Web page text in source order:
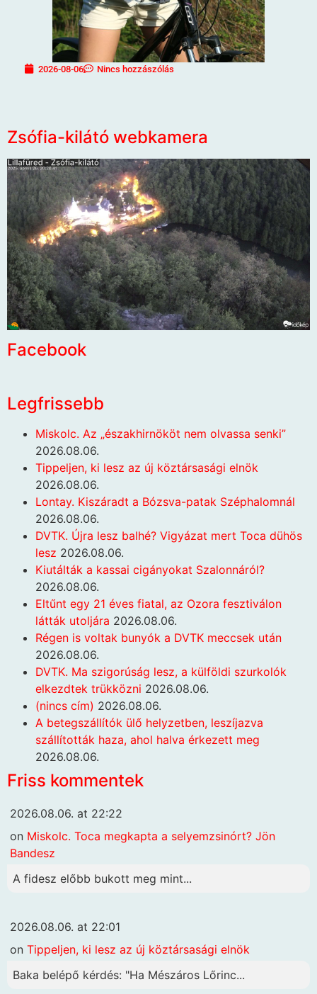
2026-08-06 Nincs hozzászólás
Zsófia-kilátó webkamera
Facebook
Legfrissebb
Miskolc. Az „északhirnököt nem olvassa senki”
2026.08.06.
Tippeljen, ki lesz az új köztársasági elnök
2026.08.06.
Lontay. Kiszáradt a Bózsva-patak Széphalomnál
2026.08.06.
DVTK. Újra lesz balhé? Vigyázat mert Toca dühös
lesz 2026.08.06.
Kiutálták a kassai cigányokat Szalonnáról?
2026.08.06.
Eltűnt egy 21 éves fiatal, az Ozora fesztiválon
látták utoljára 2026.08.06.
Régen is voltak bunyók a DVTK meccsek után
2026.08.06.
DVTK. Ma szigorúság lesz, a külföldi szurkolók
elkezdtek trükközni 2026.08.06.
(nincs cím) 2026.08.06.
A betegszállítók ülő helyzetben, leszíjazva
szállították haza, ahol halva érkezett meg
2026.08.06.
Friss kommentek
2026.08.06. at 22:22
on Miskolc. Toca megkapta a selyemzsinórt? Jön
Bandesz
A fidesz előbb bukott meg mint...
2026.08.06. at 22:01
on Tippeljen, ki lesz az új köztársasági elnök
Baka belépő kérdés: "Ha Mészáros Lőrinc...